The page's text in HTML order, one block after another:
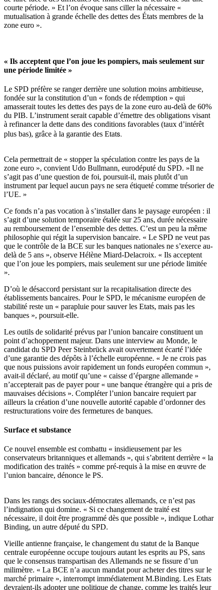
courte période. » Et l’on évoque sans ciller la nécessaire «
mutualisation à grande échelle des dettes des États membres de la
zone euro ».
« Ils acceptent que l’on joue les pompiers, mais seulement sur
une période limitée »
Le SPD préfère se ranger derrière une solution moins ambitieuse,
fondée sur la constitution d’un « fonds de rédemption » qui
amasserait toutes les dettes des pays de la zone euro au-delà de 60%
du PIB. L’instrument serait capable d’émettre des obligations visant
à refinancer la dette dans des conditions favorables (taux d’intérêt
plus bas), grâce à la garantie des Etats.
Cela permettrait de « stopper la spéculation contre les pays de la
zone euro », convient Udo Bullmann, eurodéputé du SPD. »Il ne
s’agit pas d’une question de foi, poursuit-il, mais plutôt d’un
instrument par lequel aucun pays ne sera étiqueté comme trésorier de
l’UE. »
Ce fonds n’a pas vocation à s’installer dans le paysage européen : il
s’agit d’une solution temporaire étalée sur 25 ans, durée nécessaire
au remboursement de l’ensemble des dettes. C’est un peu la même
philosophie qui régit la supervision bancaire. « Le SPD ne veut pas
que le contrôle de la BCE sur les banques nationales ne s’exerce au-
delà de 5 ans », observe Hélène Miard-Delacroix. « Ils acceptent
que l’on joue les pompiers, mais seulement sur une période limitée
».
D’où le désaccord persistant sur la recapitalisation directe des
établissements bancaires. Pour le SPD, le mécanisme européen de
stabilité reste un « parapluie pour sauver les Etats, mais pas les
banques », poursuit-elle.
Les outils de solidarité prévus par l’union bancaire constituent un
point d’achoppement majeur. Dans une interview au Monde, le
candidat du SPD Peer Steinbrück avait ouvertement écarté l’idée
d’une garantie des dépôts à l’échelle européenne. « Je ne crois pas
que nous puissions avoir rapidement un fonds européen commun »,
avait-il déclaré, au motif qu’une « caisse d’épargne allemande »
n’accepterait pas de payer pour « une banque étrangère qui a pris de
mauvaises décisions ». Compléter l’union bancaire requiert par
ailleurs la création d’une nouvelle autorité capable d’ordonner des
restructurations voire des fermetures de banques.
Surface et substance
Ce nouvel ensemble est combattu « insidieusement par les
conservateurs britanniques et allemands », qui s’abritent derrière « la
modification des traités » comme pré-requis à la mise en œuvre de
l’union bancaire, dénonce le PS.
Dans les rangs des sociaux-démocrates allemands, ce n’est pas
l’indignation qui domine. « Si ce changement de traité est
nécessaire, il doit être programmé dès que possible », indique Lothar
Binding, un autre député du SPD.
Vieille antienne française, le changement du statut de la Banque
centrale européenne occupe toujours autant les esprits au PS, sans
que le consensus transpartisan des Allemands ne se fissure d’un
milimètre. « La BCE n’a aucun mandat pour acheter des titres sur le
marché primaire », interrompt immédiatement M.Binding. Les Etats
devraient-ils adopter une politique de change, comme les traités leur